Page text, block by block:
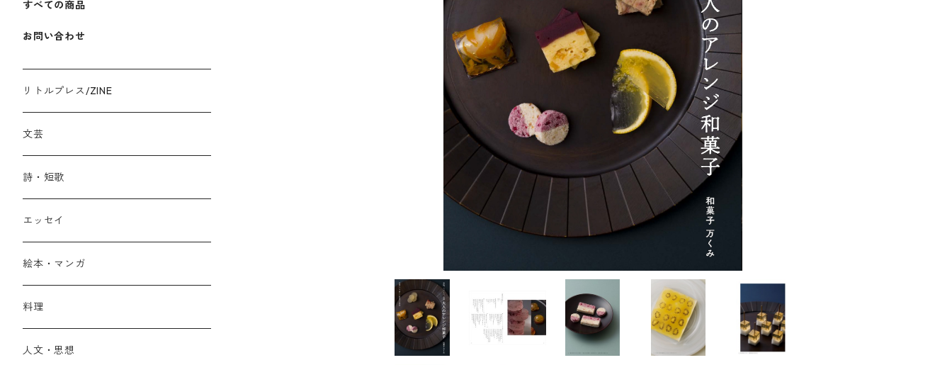
すべての商品
お問い合わせ
リトルプレス/ZINE
文芸
詩・短歌
エッセイ
絵本・マンガ
料理
人文・思想